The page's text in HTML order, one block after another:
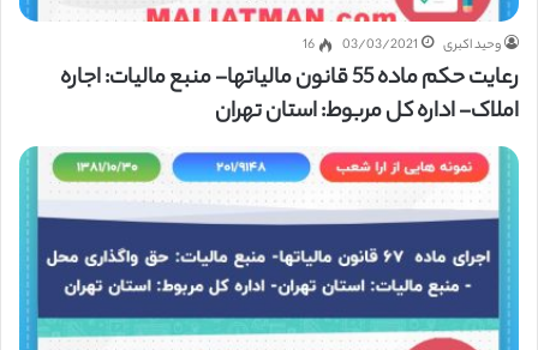
وحید اکبری 03/03/2021
16
رعایت حکم ماده 55 قانون مالیاتها- منبع مالیات: اجاره
املاک- اداره کل مربوط: استان تهران